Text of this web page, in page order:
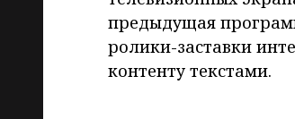
предыдущая
ролики-заставки
контенту текстами.